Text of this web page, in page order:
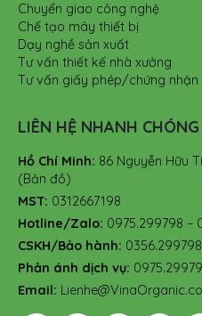
Chuyển giao công nghệ
Chế tạo máy thiết bị
Dạy nghề sản xuất
Tư vấn thiết kế nhà xưởng
Tư vấn giấy phép/chứng nhận
LIÊN HỆ NHANH CHÓNG
Hồ Chí Minh: 86 Nguyễn Hữu
(Bản đồ)
MST: 0312667198
Hotline/Zalo: 0975.299798 –
CSKH/Bảo hành: 0356.299798
Phản ánh dịch vụ:
Email: